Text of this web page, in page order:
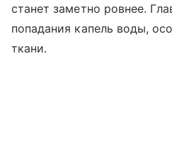
станет заметно ровнее.
попадания капель воды,
ткани.